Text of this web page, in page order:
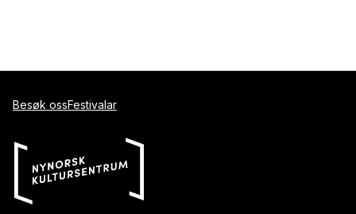
Besøk ossFestivalar